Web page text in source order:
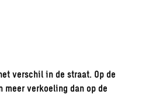
verschil in de straat. Op de
meer verkoeling dan op de